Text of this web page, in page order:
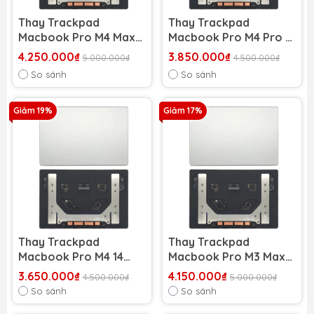
Thay Trackpad
Macbook Pro M4 Max
14 inch 2024 A3401
4.250.000₫ 5.000.000₫
So sánh
Thay Trackpad
Macbook Pro M4 Pro 14
inch 2024 A3401
3.850.000₫ 4.500.000₫
So sánh
Giảm 19%
Thay Trackpad
Macbook Pro M4 14
inch 2024 A3112
3.650.000₫ 4.500.000₫
So sánh
Giảm 17%
Thay Trackpad
Macbook Pro M3 Max
16 inch 2023
4.150.000₫ 5.000.000₫
So sánh